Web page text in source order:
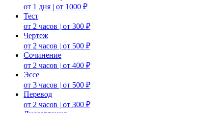
от 1 дня | от 1000 ₽
Тест
от 2 часов | от 300 ₽
Чертеж
от 2 часов | от 500 ₽
Сочинение
от 2 часов | от 400 ₽
Эссе
от 3 часов | от 500 ₽
Перевод
от 2 часов | от 300 ₽